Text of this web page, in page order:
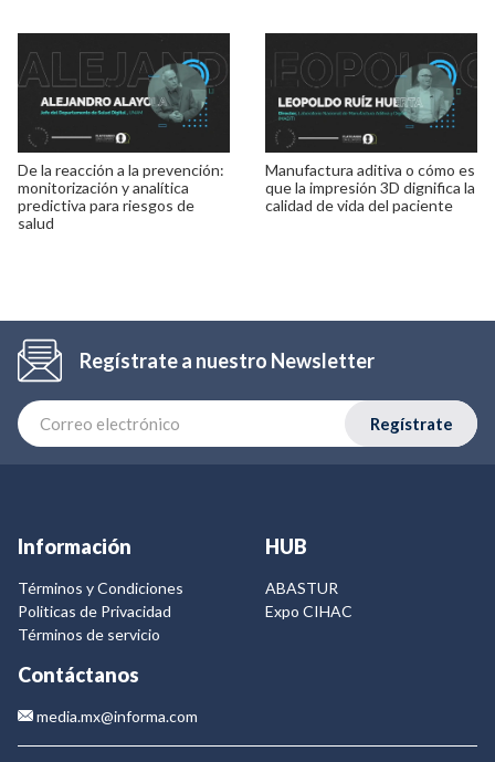
De la reacción a la prevención:
monitorización y analítica
predictiva para riesgos de
salud
Manufactura aditiva o cómo es
que la impresión 3D dignifica la
calidad de vida del paciente
Regístrate a nuestro Newsletter
Regístrate
Información
Términos y Condiciones
Politicas de Privacidad
Términos de servicio
HUB
ABASTUR
Expo CIHAC
Contáctanos
media.mx@informa.com